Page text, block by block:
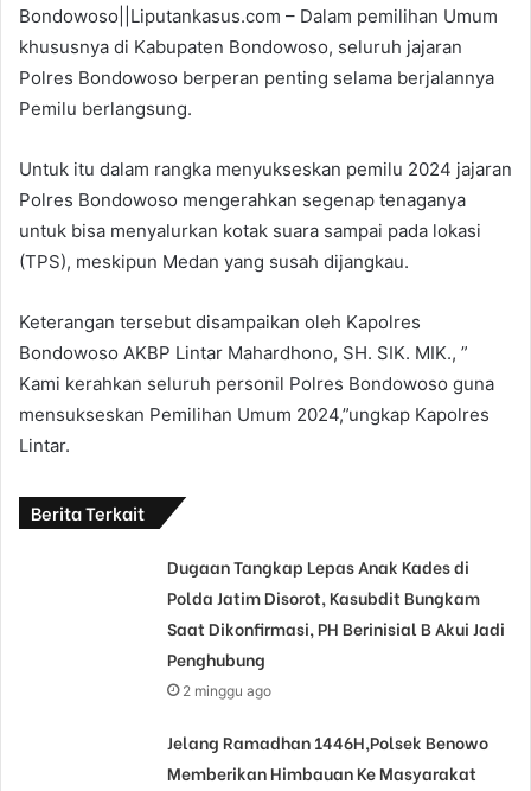
Bondowoso||Liputankasus.com – Dalam pemilihan Umum
khususnya di Kabupaten Bondowoso, seluruh jajaran
Polres Bondowoso berperan penting selama berjalannya
Pemilu berlangsung.
Untuk itu dalam rangka menyukseskan pemilu 2024 jajaran
Polres Bondowoso mengerahkan segenap tenaganya
untuk bisa menyalurkan kotak suara sampai pada lokasi
(TPS), meskipun Medan yang susah dijangkau.
Keterangan tersebut disampaikan oleh Kapolres
Bondowoso AKBP Lintar Mahardhono, SH. SIK. MIK., ”
Kami kerahkan seluruh personil Polres Bondowoso guna
mensukseskan Pemilihan Umum 2024,”ungkap Kapolres
Lintar.
Berita Terkait
Dugaan Tangkap Lepas Anak Kades di
Polda Jatim Disorot, Kasubdit Bungkam
Saat Dikonfirmasi, PH Berinisial B Akui Jadi
Penghubung
2 minggu ago
Jelang Ramadhan 1446H,Polsek Benowo
Memberikan Himbauan Ke Masyarakat